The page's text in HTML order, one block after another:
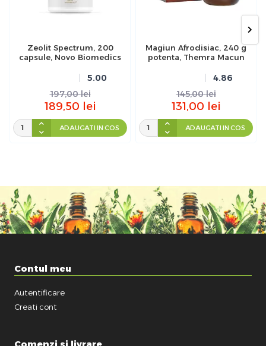
Zeolit Spectrum, 200
capsule, Novo Biomedics
5.00
197,00 lei
189,50 lei
ADAUGATI IN COS
Magiun Afrodisiac, 240 g
potenta, Themra Macun
4.86
145,00 lei
131,00 lei
ADAUGATI IN COS
Contul meu
Autentificare
Creati cont